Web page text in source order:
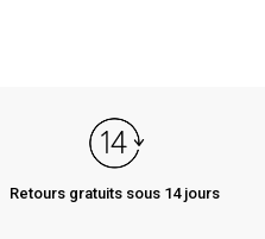
Retours gratuits sous 14 jours